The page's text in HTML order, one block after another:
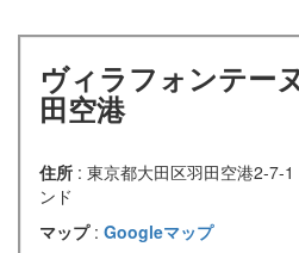
ヴィラフォンテー
田空港
住所 : 東京都大田区羽田空港2-7-
ンド
マップ : Googleマップ